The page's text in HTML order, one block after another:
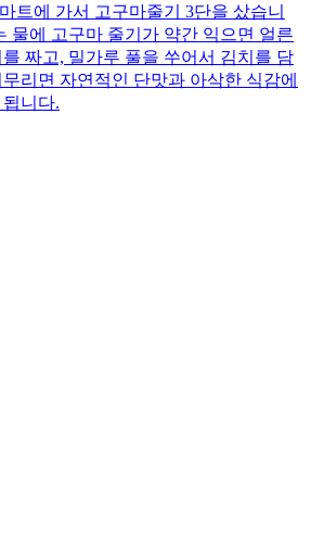
트에 가서 고구마줄기 3단을 샀습니
물에 고구마 줄기가 약간 익으면 얼른
짜고, 밀가루 풀을 쑤어서 김치를 담
리면 자연적인 단맛과 아삭한 식감에
니다.